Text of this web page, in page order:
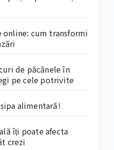
online: cum transformi
de păcănele în
pe cele potrivite
alimentară!
îți poate afecta
crezi